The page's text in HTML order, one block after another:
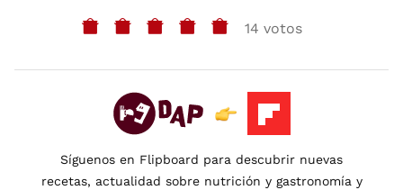
14 votos
Síguenos en Flipboard para descubrir nuevas
recetas, actualidad sobre nutrición y gastronomía y